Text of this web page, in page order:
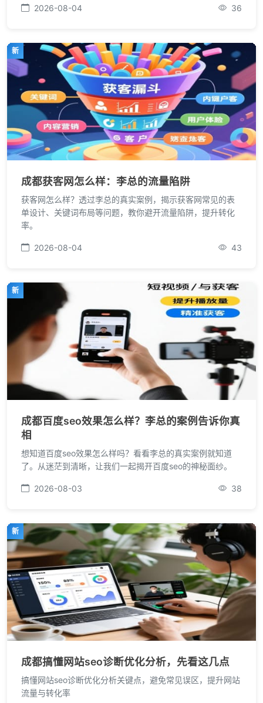
2026-08-04 36
新
成都获客网怎么样：李总的流量陷阱
获客网怎么样？透过李总的真实案例，揭示获客网常见的表
单设计、关键词布局等问题，教你避开流量陷阱，提升转化
率。
2026-08-04 43
新
成都百度seo效果怎么样？李总的案例告诉你真
相
想知道百度seo效果怎么样吗？看看李总的真实案例就知道
了。从迷茫到清晰，让我们一起揭开百度seo的神秘面纱。
2026-08-03 38
新
成都搞懂网站seo诊断优化分析，先看这几点
搞懂网站seo诊断优化分析关键点，避免常见误区，提升网站
流量与转化率